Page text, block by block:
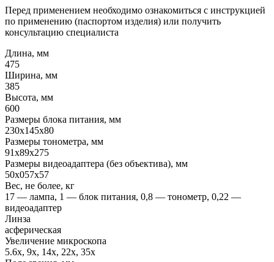
Перед применением необходимо ознакомиться с инструкцией
по применению (паспортом изделия) или получить
консультацию специалиста
Длина, мм
475
Ширина, мм
385
Высота, мм
600
Размеры блока питания, мм
230x145x80
Размеры тонометра, мм
91x89x275
Размеры видеоадаптера (без объектива), мм
50x057x57
Вес, не более, кг
17 — лампа, 1 — блок питания, 0,8 — тонометр, 0,22 —
видеоадаптер
Линза
асферическая
Увеличение микроскопа
5.6x, 9x, 14x, 22x, 35x